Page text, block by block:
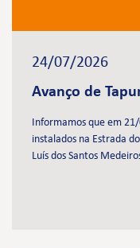
24/07/2026
Avanço de
Informamos que em
instalados na Estrada
Luís dos Santos